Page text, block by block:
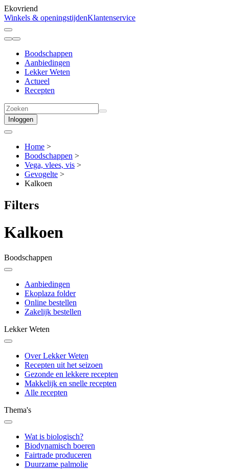
Ekovriend
Winkels & openingstijdenKlantenservice
Boodschappen
Aanbiedingen
Lekker Weten
Actueel
Recepten
Inloggen
Home >
Boodschappen >
Vega, vlees, vis >
Gevogelte >
Kalkoen
Filters
Kalkoen
Boodschappen
Aanbiedingen
Ekoplaza folder
Online bestellen
Zakelijk bestellen
Lekker Weten
Over Lekker Weten
Recepten uit het seizoen
Gezonde en lekkere recepten
Makkelijk en snelle recepten
Alle recepten
Thema's
Wat is biologisch?
Biodynamisch boeren
Fairtrade produceren
Duurzame palmolie